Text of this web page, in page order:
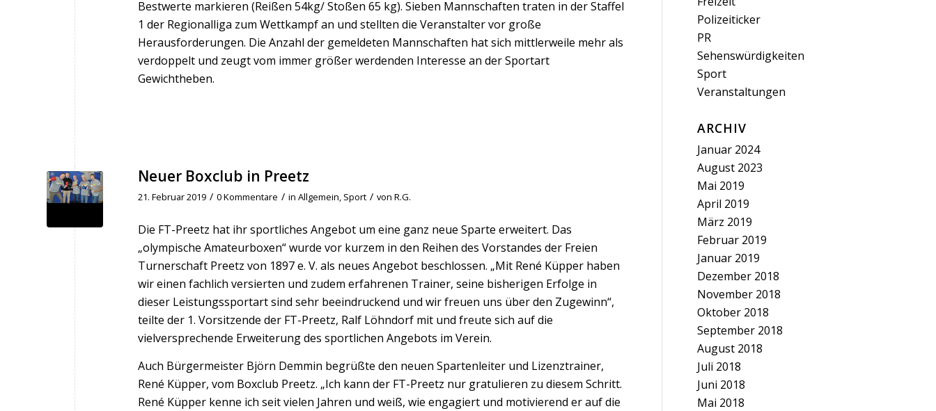
Bestwerte markieren (Reißen 54kg/ Stoßen 65 kg). Sieben Mannschaften traten in der Staffel
1 der Regionalliga zum Wettkampf an und stellten die Veranstalter vor große
Herausforderungen. Die Anzahl der gemeldeten Mannschaften hat sich mittlerweile mehr als
verdoppelt und zeugt vom immer größer werdenden Interesse an der Sportart
Gewichtheben.
Neuer Boxclub in Preetz
21. Februar 2019 / 0 Kommentare / in Allgemein, Sport / von R.G.
Die FT-Preetz hat ihr sportliches Angebot um eine ganz neue Sparte erweitert. Das
„olympische Amateurboxen“ wurde vor kurzem in den Reihen des Vorstandes der Freien
Turnerschaft Preetz von 1897 e. V. als neues Angebot beschlossen. „Mit René Küpper haben
wir einen fachlich versierten und zudem erfahrenen Trainer, seine bisherigen Erfolge in
dieser Leistungssportart sind sehr beeindruckend und wir freuen uns über den Zugewinn“,
teilte der 1. Vorsitzende der FT-Preetz, Ralf Löhndorf mit und freute sich auf die
vielversprechende Erweiterung des sportlichen Angebots im Verein.
Auch Bürgermeister Björn Demmin begrüßte den neuen Spartenleiter und Lizenztrainer,
René Küpper, vom Boxclub Preetz. „Ich kann der FT-Preetz nur gratulieren zu diesem Schritt.
René Küpper kenne ich seit vielen Jahren und weiß, wie engagiert und motivierend er auf die
Polizeiticker
PR
Sehenswürdigkeiten
Sport
Veranstaltungen
ARCHIV
Januar 2024
August 2023
Mai 2019
April 2019
März 2019
Februar 2019
Januar 2019
Dezember 2018
November 2018
Oktober 2018
September 2018
August 2018
Juli 2018
Juni 2018
Mai 2018